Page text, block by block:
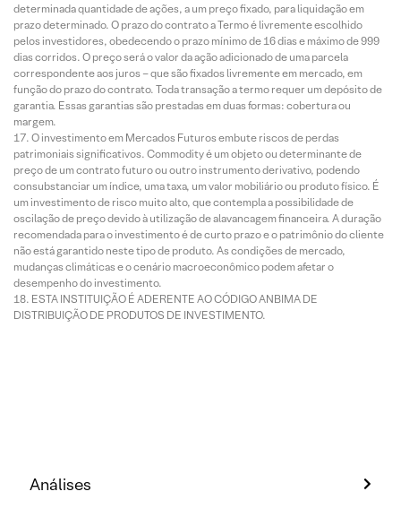
determinada quantidade de ações, a um preço fixado, para liquidação em
prazo determinado. O prazo do contrato a Termo é livremente escolhido
pelos investidores, obedecendo o prazo mínimo de 16 dias e máximo de 999
dias corridos. O preço será o valor da ação adicionado de uma parcela
correspondente aos juros – que são fixados livremente em mercado, em
função do prazo do contrato. Toda transação a termo requer um depósito de
garantia. Essas garantias são prestadas em duas formas: cobertura ou
margem.
O investimento em Mercados Futuros embute riscos de perdas
patrimoniais significativos. Commodity é um objeto ou determinante de
preço de um contrato futuro ou outro instrumento derivativo, podendo
consubstanciar um índice, uma taxa, um valor mobiliário ou produto físico. É
um investimento de risco muito alto, que contempla a possibilidade de
oscilação de preço devido à utilização de alavancagem financeira. A duração
recomendada para o investimento é de curto prazo e o patrimônio do cliente
não está garantido neste tipo de produto. As condições de mercado,
mudanças climáticas e o cenário macroeconômico podem afetar o
desempenho do investimento.
ESTA INSTITUIÇÃO É ADERENTE AO CÓDIGO ANBIMA DE
DISTRIBUIÇÃO DE PRODUTOS DE INVESTIMENTO.
Análises